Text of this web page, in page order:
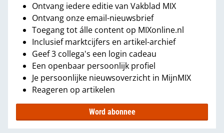
Ontvang iedere editie van Vakblad MIX
Ontvang onze email-nieuwsbrief
Toegang tot álle content op MIXonline.nl
Inclusief marktcijfers en artikel-archief
Geef 3 collega's een login cadeau
Een openbaar persoonlijk profiel
Je persoonlijke nieuwsoverzicht in MijnMIX
Reageren op artikelen
Word abonnee